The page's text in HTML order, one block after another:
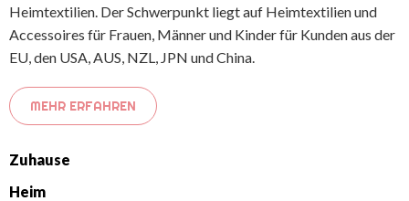
Heimtextilien. Der Schwerpunkt liegt auf Heimtextilien und
Accessoires für Frauen, Männer und Kinder für Kunden aus der
EU, den USA, AUS, NZL, JPN und China.
MEHR ERFAHREN
Zuhause
Heim